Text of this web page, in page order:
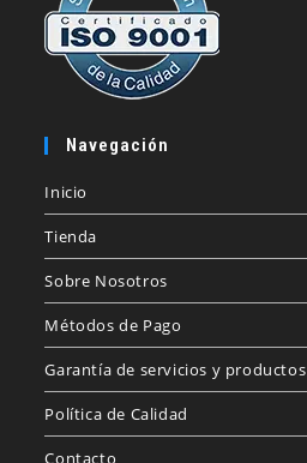
Navegación
Inicio
Tienda
Sobre Nosotros
Métodos de Pago
Garantía de servicios y productos
Política de Calidad
Contacto